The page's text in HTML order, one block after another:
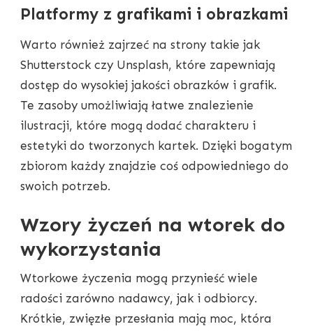
Platformy z grafikami i obrazkami
Warto również zajrzeć na strony takie jak
Shutterstock czy Unsplash, które zapewniają
dostęp do wysokiej jakości obrazków i grafik.
Te zasoby umożliwiają łatwe znalezienie
ilustracji, które mogą dodać charakteru i
estetyki do tworzonych kartek. Dzięki bogatym
zbiorom każdy znajdzie coś odpowiedniego do
swoich potrzeb.
Wzory życzeń na wtorek do
wykorzystania
Wtorkowe życzenia mogą przynieść wiele
radości zarówno nadawcy, jak i odbiorcy.
Krótkie, zwięzłe przesłania mają moc, która